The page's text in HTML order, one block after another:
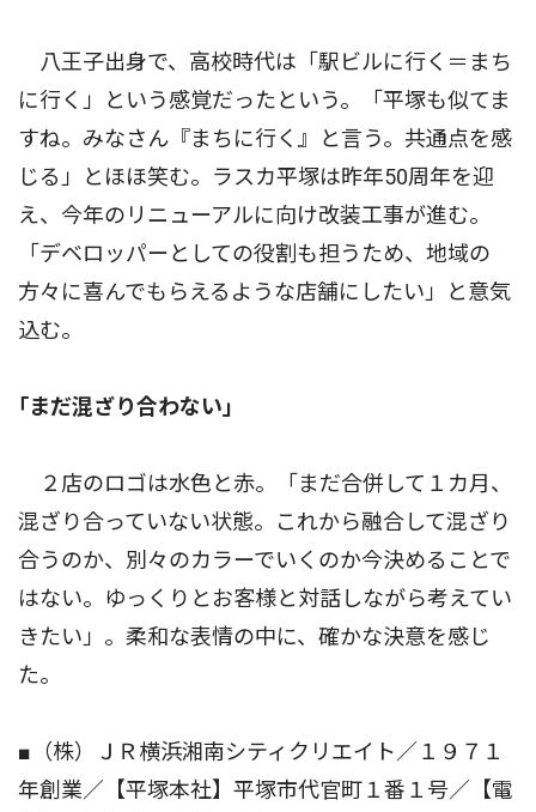
八王子出身で、高校時代は「駅ビルに行く＝まち
に行く」という感覚だったという。「平塚も似てま
すね。みなさん『まちに行く』と言う。共通点を感
じる」とほほ笑む。ラスカ平塚は昨年50周年を迎
え、今年のリニューアルに向け改装工事が進む。
「デベロッパーとしての役割も担うため、地域の
方々に喜んでもらえるような店舗にしたい」と意気
込む。
｢まだ混ざり合わない｣
２店のロゴは水色と赤。「まだ合併して１カ月、
混ざり合っていない状態。これから融合して混ざり
合うのか、別々のカラーでいくのか今決めることで
はない。ゆっくりとお客様と対話しながら考えてい
きたい」。柔和な表情の中に、確かな決意を感じ
た。
■（株）ＪＲ横浜湘南シティクリエイト／１９７１
年創業／【平塚本社】平塚市代官町１番１号／【電